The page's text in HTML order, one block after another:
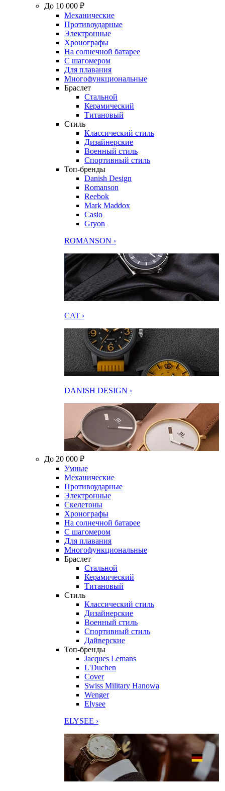
До 10 000 ₽
Механические
Противоударные
Электронные
Хронографы
На солнечной батарее
С шагомером
Для плавания
Многофункциональные
Браслет
Стальной
Керамический
Титановый
Стиль
Классический стиль
Дизайнерские
Военный стиль
Спортивный стиль
Топ-бренды
Danish Design
Romanson
Reebok
Mark Maddox
Casio
Gryon
ROMANSON ›
CAT ›
DANISH DESIGN ›
До 20 000 ₽
Умные
Механические
Противоударные
Электронные
Скелетоны
Хронографы
На солнечной батарее
С шагомером
Для плавания
Многофункциональные
Браслет
Стальной
Керамический
Титановый
Стиль
Классический стиль
Дизайнерские
Военный стиль
Спортивный стиль
Дайверские
Топ-бренды
Jacques Lemans
L'Duchen
Cover
Swiss Military Hanowa
Wenger
Elysee
ELYSEE ›